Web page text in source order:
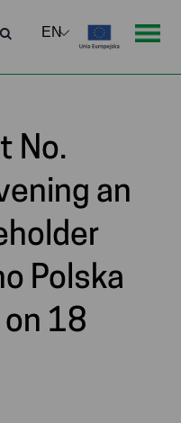
No.
an
Polska
on 18